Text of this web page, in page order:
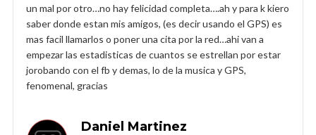
un mal por otro…no hay felicidad completa….ah y para k kiero
saber donde estan mis amigos, (es decir usando el GPS) es
mas facil llamarlos o poner una cita por la red…ahi van a
empezar las estadisticas de cuantos se estrellan por estar
jorobando con el fb y demas, lo de la musica y GPS,
fenomenal, gracias
Daniel Martinez